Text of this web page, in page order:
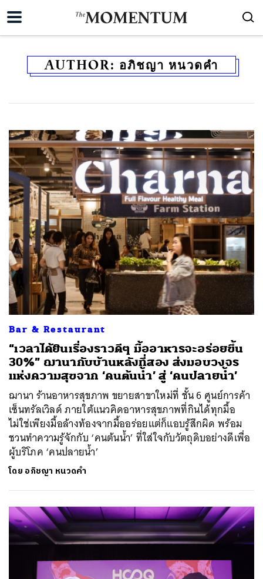
AUTHOR: อภิชญา หนวดคำ
Bar & Restaurant
“เวลาได้ยินเรื่องราวดีๆ มื้ออาหารจะอร่อยขึ้น
30%” ฌานากับบ้านหลังที่สอง ส่งมอบวงจร
แห่งความสุขจาก ‘คนต้นน้ำ’ สู่ ‘คนปลายน้ำ’
ฌานา ร้านอาหารสุขภาพ ขยายสาขาใหม่ที่ ชั้น 6 ศูนย์การค้า
เซ็นทรัลเวิลด์ ภายใต้แนวคิดอาหารสุขภาพที่กินได้ทุกมื้อ
ไม่ใช่เพียงมื้อล้างท้องจากมื้ออร่อยแต่ก็แอบรู้สึกผิด พร้อม
ชวนทำความรู้จักกับ ‘คนต้นน้ำ’ ที่ใส่ใจกับวัตถุดิบอย่างดีเพื่อ
ผู้บริโภค ‘คนปลายน้ำ’
โดย อภิชญา หนวดคำ